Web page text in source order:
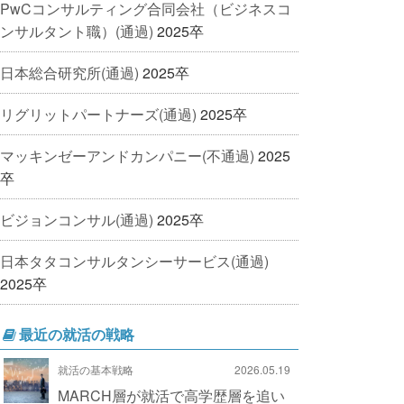
PwCコンサルティング合同会社（ビジネスコ
ンサルタント職）(通過) 2025卒
日本総合研究所(通過) 2025卒
リグリットパートナーズ(通過) 2025卒
マッキンゼーアンドカンパニー(不通過) 2025
卒
ビジョンコンサル(通過) 2025卒
日本タタコンサルタンシーサービス(通過)
2025卒
最近の就活の戦略
就活の基本戦略 2026.05.19
MARCH層が就活で高学歴層を追い